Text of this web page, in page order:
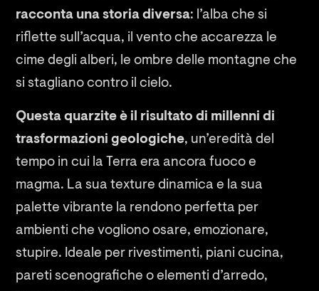
racconta una storia diversa: l’alba che si
riflette sull’acqua, il vento che accarezza le
cime degli alberi, le ombre delle montagne che
si stagliano contro il cielo.
Questa quarzite è il risultato di millenni di
trasformazioni geologiche, un’eredità del
tempo in cui la Terra era ancora fuoco e
magma. La sua texture dinamica e la sua
palette vibrante la rendono perfetta per
ambienti che vogliono osare, emozionare,
stupire. Ideale per rivestimenti, piani cucina,
pareti scenografiche o elementi d’arredo,